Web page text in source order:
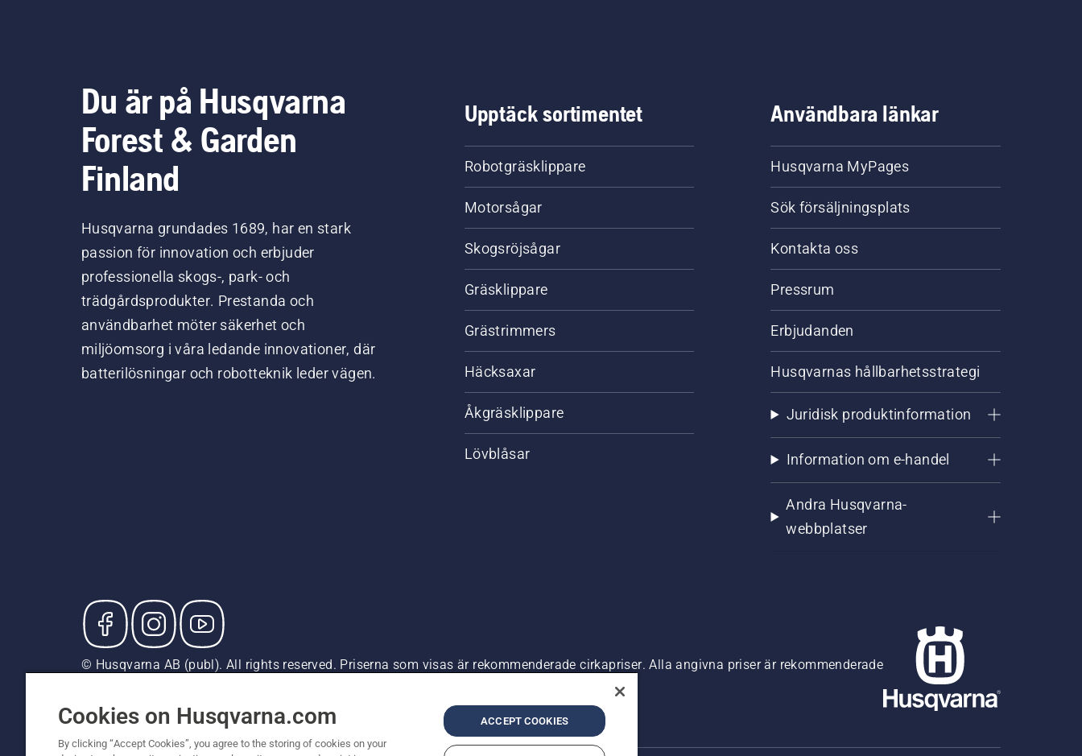
Du är på Husqvarna
Forest & Garden
Finland
Husqvarna grundades 1689, har en stark
passion för innovation och erbjuder
professionella skogs-, park- och
trädgårdsprodukter. Prestanda och
användbarhet möter säkerhet och
miljöomsorg i våra ledande innovationer, där
batterilösningar och robotteknik leder vägen.
Upptäck sortimentet
Robotgräsklippare
Motorsågar
Skogsröjsågar
Gräsklippare
Grästrimmers
Häcksaxar
Åkgräsklippare
Lövblåsar
Användbara länkar
Husqvarna MyPages
Sök försäljningsplats
Kontakta oss
Pressrum
Erbjudanden
Husqvarnas hållbarhetsstrategi
Juridisk produktinformation
Information om e-handel
Andra Husqvarna-
webbplatser
© Husqvarna AB (publ). All rights reserved. Priserna som visas är rekommenderade cirkapriser. Alla angivna priser är rekommenderade
Cookiepolicy Företagsinformation
Cookies on Husqvarna.com
By clicking “Accept Cookies”, you agree to the storing of cookies on your
ACCEPT COOKIES